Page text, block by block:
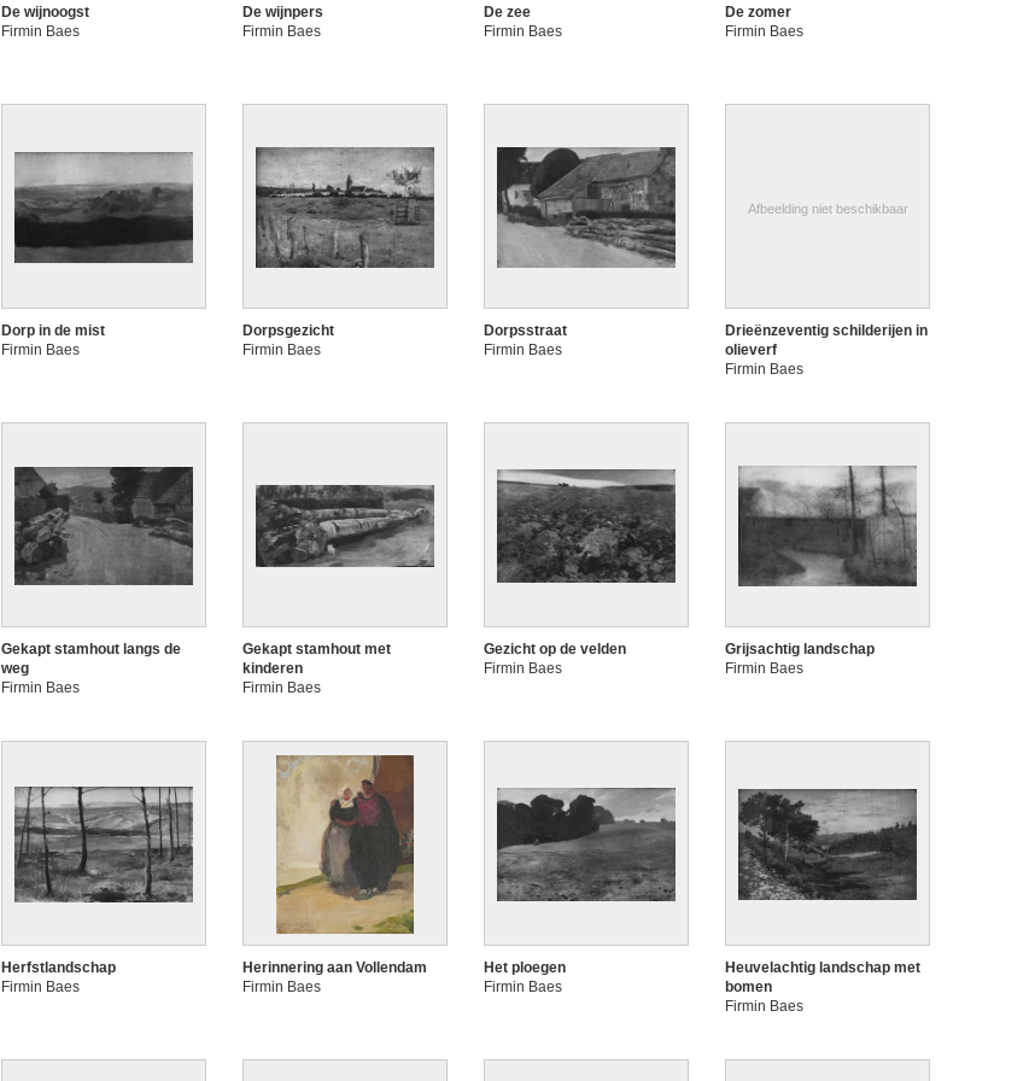
De wijnoogst
Firmin Baes
De wijnpers
Firmin Baes
De zee
Firmin Baes
De zomer
Firmin Baes
Dorp in de mist
Firmin Baes
Dorpsgezicht
Firmin Baes
Dorpsstraat
Firmin Baes
Afbeelding niet beschikbaar
Drieënzeventig schilderijen in
olieverf
Firmin Baes
Gekapt stamhout langs de
weg
Firmin Baes
Gekapt stamhout met
kinderen
Firmin Baes
Gezicht op de velden
Firmin Baes
Grijsachtig landschap
Firmin Baes
Herfstlandschap
Firmin Baes
Herinnering aan Vollendam
Firmin Baes
Het ploegen
Firmin Baes
Heuvelachtig landschap met
bomen
Firmin Baes